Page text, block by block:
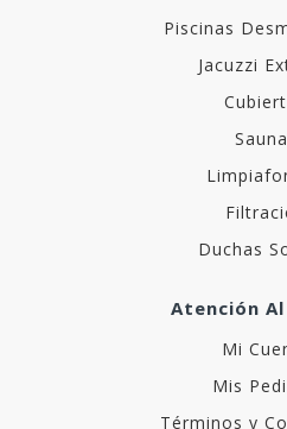
Piscinas
Jacuzzi
Duchas
Atención
Mi
Mis
Términos y